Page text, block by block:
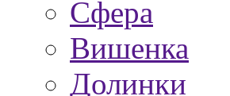
Сфера
Вишенка
Долинки